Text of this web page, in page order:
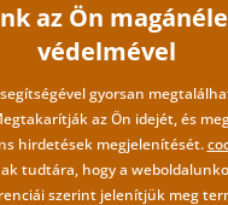
módok
Blog
Kapcsolat
együttműködés
az Ön
védelmével
gyorsan
az Ön idejét, és
hirdetések megjelenítését.
tudtára, hogy a
szerint jelenítjük meg